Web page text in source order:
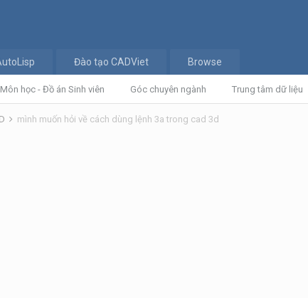
Môn học - Đồ án Sinh viên Góc chuyên ngành Trung tâm dữ liệu
Đào tạo CADViet Browse
mình muốn hỏi về cách dùng lệnh 3a trong cad 3d